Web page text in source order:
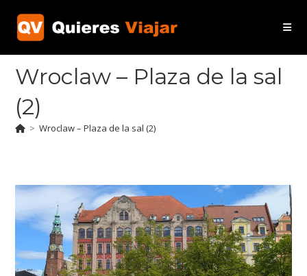
contenido
Wroclaw – Plaza de la sal
(2)
> Wroclaw – Plaza de la sal (2)